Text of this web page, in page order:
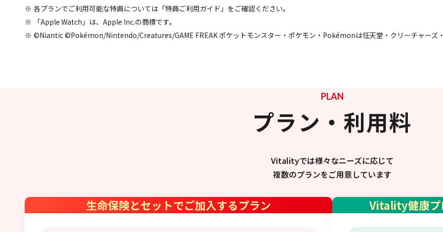
各プランでご利用可能な特典については「特典ご利用ガイド」をご確認ください。
「Apple Watch」は、Apple Inc.の商標です。
©Niantic ©Pokémon/Nintendo/Creatures/GAME FREAK ポケットモンスター・ポケモン・Pokémonは任天堂・クリーチャーズ
PLAN
プラン・利用料
Vitalityでは様々なニーズに応じて
複数のプランをご用意しています
生命保険とセットでご加入するプラン Vitality健康プ